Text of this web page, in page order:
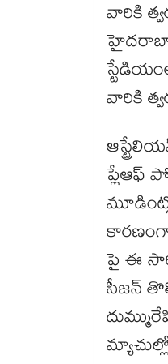
వారికి
వారికి
ప్లేఆఫ్
పై ఈ
సీజన్